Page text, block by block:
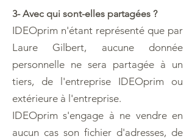
3- Avec qui sont-elles partagées ?
IDEOprim n'étant représenté que par
Laure Gilbert, aucune donnée
personnelle ne sera partagée à un
tiers, de l'entreprise IDEOprim ou
extérieure à l'entreprise.
IDEOprim s'engage à ne vendre en
aucun cas son fichier d'adresses, de